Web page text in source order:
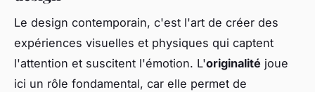
Le design contemporain, c'est l'art de créer des
expériences visuelles et physiques qui captent
l'attention et suscitent l'émotion. L'originalité joue
ici un rôle fondamental, car elle permet de